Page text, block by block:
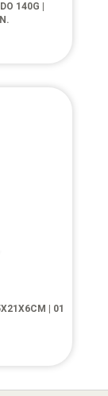
140G |
| 01